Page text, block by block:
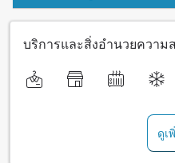
บริการและสิ่งอำนวยความ
ดูเ